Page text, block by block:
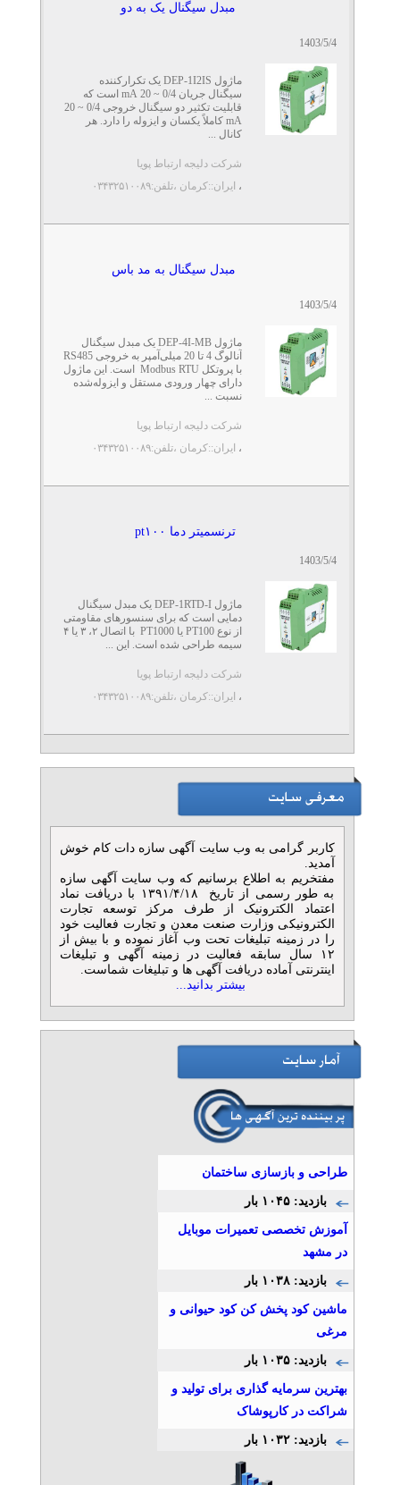
1403/5/4
مبدل سیگنال یک به دو
ماژول DEP-1I2IS یک تکرارکننده
سیگنال جریان 0/4 ~ 20 mA است که
قابلیت تکثیر دو سیگنال خروجی 0/4 ~ 20
mA کاملاً یکسان و ایزوله را دارد. هر
کانال ...
شرکت دلیجه ارتباط پویا
، ایران::کرمان ،تلفن:۰۳۴۳۲۵۱۰۰۸۹
1403/5/4
مبدل سیگنال به مد باس
ماژول DEP-4I-MB یک مبدل سیگنال
آنالوگ 4 تا 20 میلی‌آمپر به خروجی RS485
با پروتکل Modbus RTU است. این ماژول
دارای چهار ورودی مستقل و ایزوله‌شده
نسبت ...
شرکت دلیجه ارتباط پویا
، ایران::کرمان ،تلفن:۰۳۴۳۲۵۱۰۰۸۹
1403/5/4
ترنسمیتر دما pt۱۰۰
ماژول DEP-1RTD-I یک مبدل سیگنال
دمایی است که برای سنسورهای مقاومتی
از نوع PT100 یا PT1000 با اتصال ۲، ۳ یا ۴
سیمه طراحی شده است. این ...
شرکت دلیجه ارتباط پویا
، ایران::کرمان ،تلفن:۰۳۴۳۲۵۱۰۰۸۹
کاربر گرامی به وب سایت آگهی سازه دات کام خوش
آمدید.
مفتخریم به اطلاع برسانیم که وب سایت آگهی سازه
به طور رسمی از تاریخ ۱۳۹۱/۴/۱۸ با دریافت نماد
اعتماد الکترونیک از طرف مرکز توسعه تجارت
الکترونیکی وزارت صنعت معدن و تجارت فعالیت خود
را در زمینه تبلیغات تحت وب آغاز نموده و با بیش از
۱۲ سال سابقه فعالیت در زمینه آگهی و تبلیغات
اینترنتی آماده دریافت آگهی ها و تبلیغات شماست.
بیشتر بدانید...
طراحی و بازسازی ساختمان
بازدید: ۱۰۴۵ بار
آموزش تخصصی تعمیرات موبایل
در مشهد
بازدید: ۱۰۳۸ بار
ماشین کود پخش کن کود حیوانی و
مرغی
بازدید: ۱۰۳۵ بار
بهترین سرمایه گذاری برای تولید و
شراکت در کارپوشاک
بازدید: ۱۰۳۲ بار